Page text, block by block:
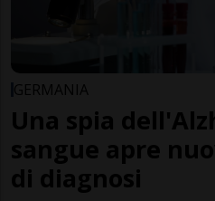
GERMANIA
Una spia
sangue apre
di diagnosi